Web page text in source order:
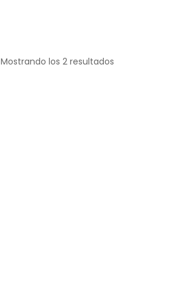
Mostrando los 2 resultados